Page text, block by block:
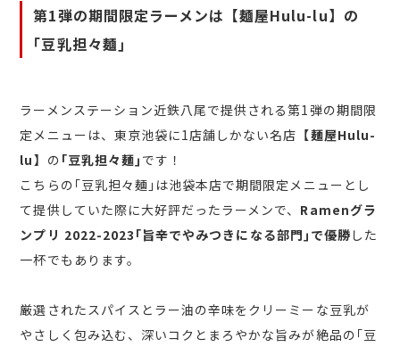
第1弾の期間限定ラーメンは【麺屋Hulu-lu】の
｢豆乳担々麺｣
ラーメンステーション近鉄八尾で提供される第1弾の期間限
定メニューは、東京池袋に1店舗しかない名店 【麺屋Hulu-
lu】 の ｢豆乳担々麺｣ です！
こちらの｢豆乳担々麺｣は池袋本店で期間限定メニューとし
て提供していた際に大好評だったラーメンで、 Ramenグラ
ンプリ 2022-2023｢旨辛でやみつきになる部門｣で優勝 した
一杯でもあります。
厳選されたスパイスとラー油の辛味をクリーミーな豆乳が
やさしく包み込む、深いコクとまろやかな旨みが絶品の｢豆